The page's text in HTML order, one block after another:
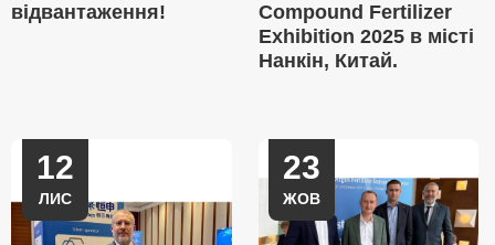
відвантаження!
Compound Fertilizer
Exhibition 2025 в місті
Нанкін, Китай.
12
ЛИС
23
ЖОВ